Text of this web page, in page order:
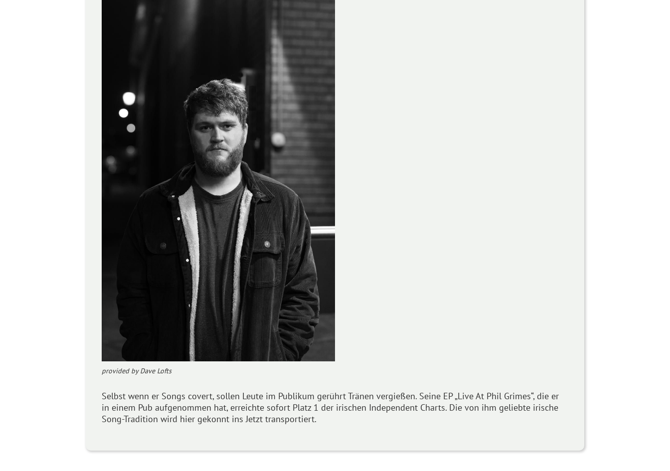
provided by Dave Lofts
Selbst wenn er Songs covert, sollen Leute im Publikum gerührt Tränen vergießen. Seine EP „Live At Phil Grimes“, die er
in einem Pub aufgenommen hat, erreichte sofort Platz 1 der irischen Independent Charts. Die von ihm geliebte irische
Song-Tradition wird hier gekonnt ins Jetzt transportiert.